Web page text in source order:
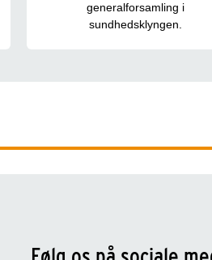
generalforsamling i
sundhedsklyngen.